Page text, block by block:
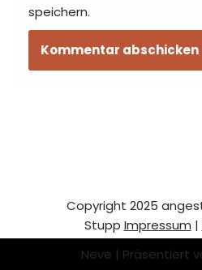
speichern.
Copyright 2025
Stupp Impressum |
Neve | Präsentiert